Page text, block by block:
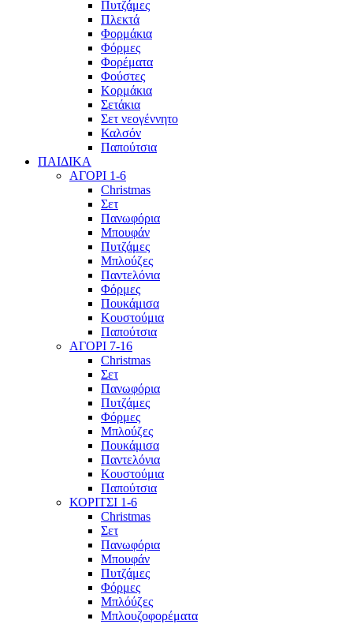
Πυτζάμες
Πλεκτά
Φορμάκια
Φόρμες
Φορέματα
Φούστες
Κορμάκια
Σετάκια
Σετ νεογέννητο
Καλσόν
Παπούτσια
ΠΑΙΔΙΚΑ
ΑΓΟΡΙ 1-6
Christmas
Σετ
Πανωφόρια
Μπουφάν
Πυτζάμες
Μπλούζες
Παντελόνια
Φόρμες
Πουκάμισα
Κουστούμια
Παπούτσια
ΑΓΟΡΙ 7-16
Christmas
Σετ
Πανωφόρια
Πυτζάμες
Φόρμες
Μπλούζες
Πουκάμισα
Παντελόνια
Κουστούμια
Παπούτσια
ΚΟΡΙΤΣΙ 1-6
Christmas
Σετ
Πανωφόρια
Μπουφάν
Πυτζάμες
Φόρμες
Μπλόύζες
Μπλουζοφορέματα